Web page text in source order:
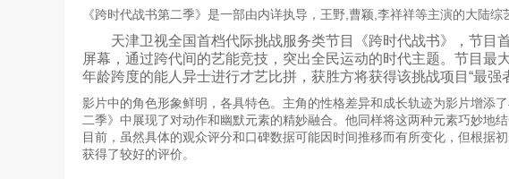
《跨时代战书第二季》是一部由内详执导，王野,曹颖,李祥祥等主演的大陆
天津卫视全国首档代际挑战服务类节目《跨时代战书》，节目首
屏幕，通过跨代间的艺能竞技，突出全民运动的时代主题。节目最
年龄跨度的能人异士进行才艺比拼，获胜方将获得该挑战项目“最强
影片中的角色形象鲜明，各具特色。主角的性格差异和成长轨迹为影片增添
二季》中展现了对动作和幽默元素的精妙融合。他同样将这两种元素巧妙地
目前，虽然具体的观众评分和口碑数据可能因时间推移而有所变化，但根据
获得了较好的评价。